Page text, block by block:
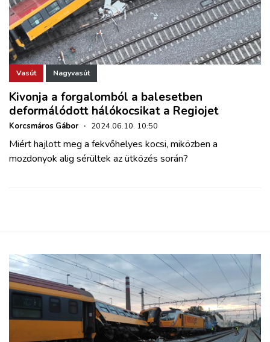
Vasút Nagyvasút
Kivonja a forgalomból a balesetben
deformálódott hálókocsikat a Regiojet
Korcsmáros Gábor · 2024.06.10. 10:50
Miért hajlott meg a fekvőhelyes kocsi, miközben a
mozdonyok alig sérültek az ütközés során?